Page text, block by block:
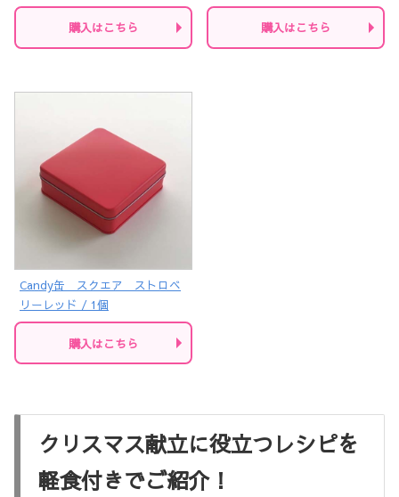
購入はこちら 購入はこちら
Candy缶 スクエア ストロベ
リーレッド / 1個
購入はこちら
クリスマス献立に役立つレシピを
軽食付きでご紹介！